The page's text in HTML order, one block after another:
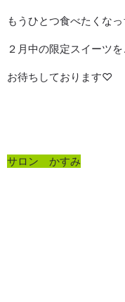
もうひとつ食べたくな
２月中の限定スイーツ
お待ちしております♡
サロン かすみ